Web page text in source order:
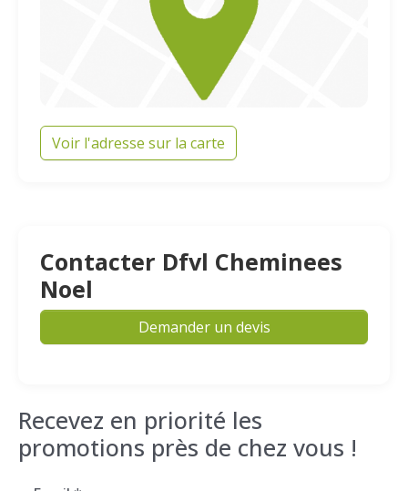
Voir l'adresse sur la carte
Contacter Dfvl Cheminees
Noel
Demander un devis
Recevez en priorité les
promotions près de chez vous !